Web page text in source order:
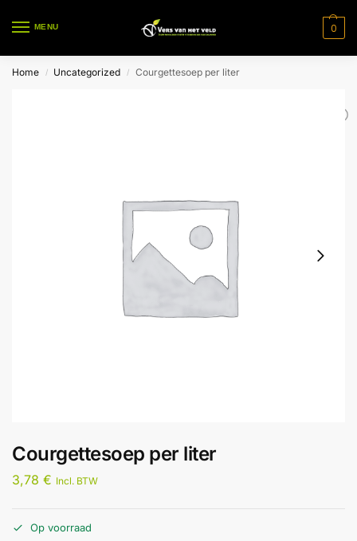
MENU 0
Home / Uncategorized / Courgettesoep per liter
Courgettesoep per liter
3,78 € Incl. BTW
Op voorraad